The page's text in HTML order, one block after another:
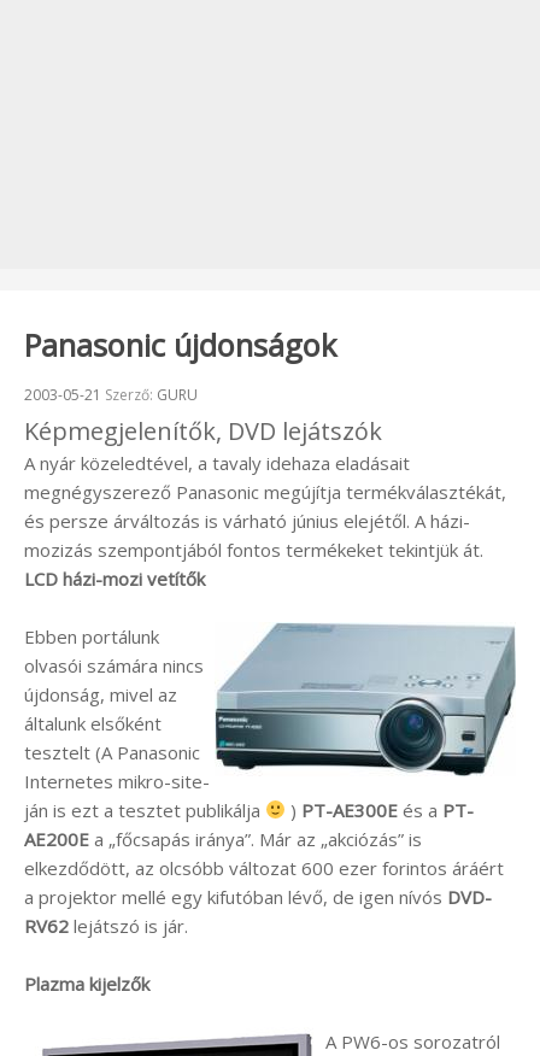
Panasonic újdonságok
Beküldve:
2003-05-21 Szerző: GURU
Képmegjelenítők, DVD lejátszók
A nyár közeledtével, a tavaly idehaza eladásait
megnégyszerező Panasonic megújítja termékválasztékát,
és persze árváltozás is várható június elejétől. A házi-
mozizás szempontjából fontos termékeket tekintjük át.
LCD házi-mozi vetítők
Ebben portálunk
olvasói számára nincs
újdonság, mivel az
általunk elsőként
tesztelt (A Panasonic
Internetes mikro-site-
ján is ezt a tesztet publikálja
) PT-AE300E és a PT-
AE200E a „főcsapás iránya”. Már az „akciózás” is
elkezdődött, az olcsóbb változat 600 ezer forintos áráért
a projektor mellé egy kifutóban lévő, de igen nívós DVD-
RV62 lejátszó is jár.
Plazma kijelzők
A PW6-os sorozatról